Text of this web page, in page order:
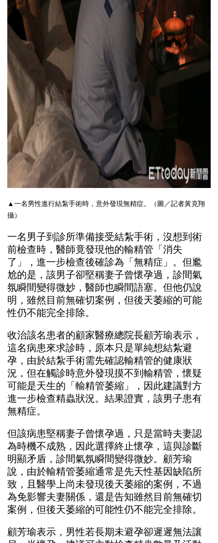
▲一名男性進行結紮手術時，意外發現無精症。（圖／記者黃克翔
攝）
一名男子到診所準備接受結紮手術，沒想到術
前檢查時，醫師竟發現他的輸精管「消失
了」，進一步檢查後確診為「無精症」。但尷
尬的是，該男子卻堅稱妻子曾懷孕過，診間氣
氛瞬間變得微妙，醫師也瞬間語塞。但他仍說
明，雖然目前無確切案例，但後天萎縮的可能
性仍不能完全排除。
收治該名患者的顧家醫療總院長顧芳瑜表示，
這名病患來求診時，原本只是單純想結紮避
孕，由於結紮手術需先確認輸精管的健康狀
況，但在觸診時意外發現摸不到輸精管，懷疑
可能是天生的「輸精管萎縮」，因此建議對方
進一步檢查精蟲狀況。結果證實，該男子患有
無精症。
但該病患堅稱妻子曾懷孕過，只是當時夫妻認
為時機不成熟，因此選擇終止懷孕，這與診斷
明顯矛盾，診間氣氛瞬間變得微妙。顧芳瑜
說，由於輸精管萎縮通常是先天性基因缺陷所
致，且醫學上尚未發現後天萎縮的案例，不過
為免影響夫妻關係，還是告知雖然目前無確切
案例，但後天萎縮的可能性仍不能完全排除。
顧芳瑜表示，男性若長期未避孕卻遲遲無法讓